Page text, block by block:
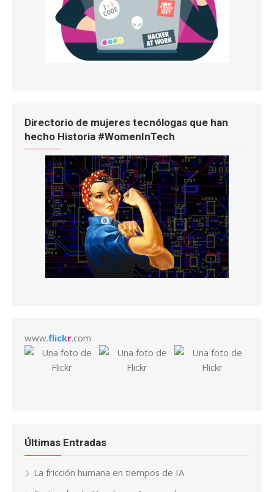
Directorio de mujeres tecnólogas que han
hecho Historia #WomenInTech
www.flickr.com
Últimas Entradas
La fricción humana en tiempos de IA